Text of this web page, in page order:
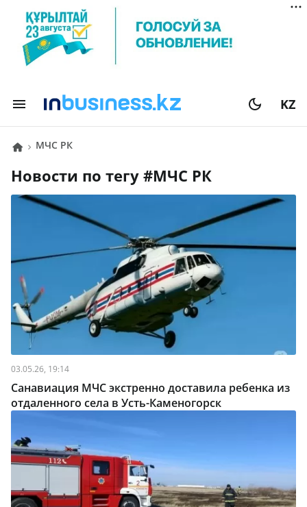
KZ
МЧС РК
Новости по тегу # МЧС РК
03.05.26, 19:14
Санавиация МЧС экстренно доставила ребенка из
отдаленного села в Усть-Каменогорск